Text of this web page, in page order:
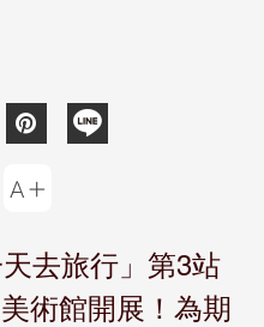
去旅行」第3站
術館開展！為期